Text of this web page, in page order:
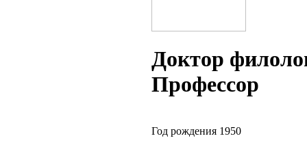
Доктор
Профессор
Год рождения 1950